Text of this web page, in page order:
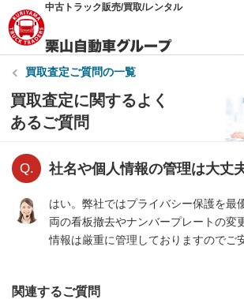
中古トラック販売/買取/レンタル
買取査定ご質問の一覧
買取査定に関するよく
あるご質問
社名や個人情報の管理は大丈
はい。弊社ではプライバシー保護を最
両の看板撤去やナンバープレートの変
情報は厳重に管理しておりますのでご
関連するご質問